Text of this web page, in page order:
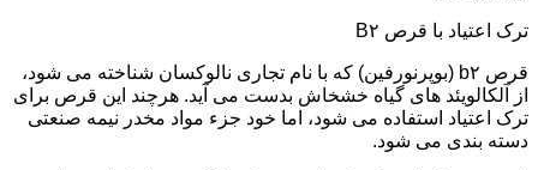
ترک اعتیاد با قرص B۲
قرص b۲ (بوپرنورفین) که با نام تجاری نالوکسان شناخته می شود،
از آلکالویئد های گیاه خشخاش بدست می آید. هرچند این قرص برای
ترک اعتیاد استفاده می شود، اما خود جزء مواد مخدر نیمه صنعتی
دسته بندی می شود.